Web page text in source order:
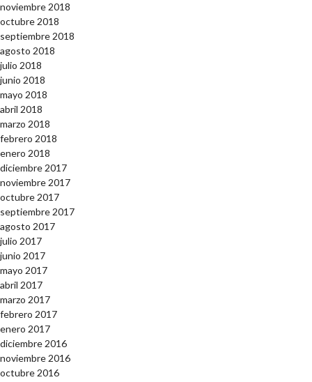
noviembre 2018
octubre 2018
septiembre 2018
agosto 2018
julio 2018
junio 2018
mayo 2018
abril 2018
marzo 2018
febrero 2018
enero 2018
diciembre 2017
noviembre 2017
octubre 2017
septiembre 2017
agosto 2017
julio 2017
junio 2017
mayo 2017
abril 2017
marzo 2017
febrero 2017
enero 2017
diciembre 2016
noviembre 2016
octubre 2016